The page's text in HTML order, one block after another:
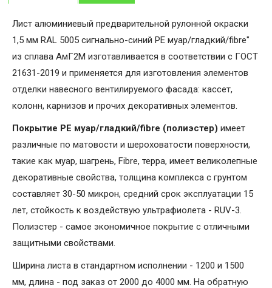
Лист алюминиевый предварительной рулонной окраски
1,5 мм RAL 5005 сигнально-синий PE муар/гладкий/fibre"
из сплава АмГ2М изготавливается в соответствии с ГОСТ
21631-2019 и применяется для изготовления элементов
отделки навесного вентилируемого фасада: кассет,
колонн, карнизов и прочих декоративных элементов.
Покрытие PE муар/гладкий/fibre (полиэстер) имеет
различные по матовости и шероховатости поверхности,
такие как муар, шагрень, Fibrе, терра, имеет великолепные
декоративные свойства, толщина комплекса с грунтом
составляет 30-50 микрон, средний срок эксплуатации 15
лет, стойкость к воздействую ультрафиолета - RUV-3.
Полиэстер - самое экономичное покрытие с отличными
защитными свойствами.
Ширина листа в стандартном исполнении - 1200 и 1500
мм, длина - под заказ от 2000 до 4000 мм. На обратную